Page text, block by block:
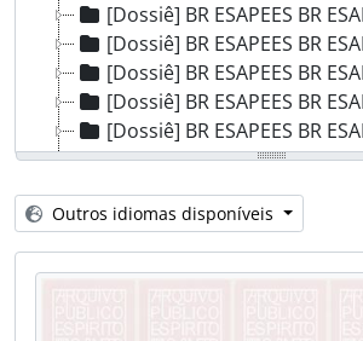
[Dossiê] BR ESAPEES BR ESAPEES
[Dossiê] BR ESAPEES BR ESAPEES
[Dossiê] BR ESAPEES BR ESAPEES
[Dossiê] BR ESAPEES BR ESAPEES
[Dossiê] BR ESAPEES BR ESAPEES
[Dossiê] BR ESAPEES BR ESAPEES
[Dossiê] BR ESAPEES BR ESAPEES
[Dossiê] BR ESAPEES BR ESAPEES
[Dossiê] BR ESAPEES BR ESAPEES
[Dossiê] BR ESAPEES BR ESAPEES
Outros idiomas disponíveis